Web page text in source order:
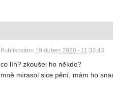
Publikováno 19 duben 2020 - 11:33:43
co líh? zkoušel ho někdo?
mně mirasol sice pění, mám ho